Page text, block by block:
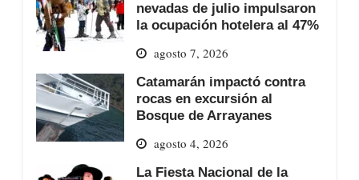
nevadas de julio impulsaron
la ocupación hotelera al 47%
agosto 7, 2026
Catamarán impactó contra
rocas en excursión al
Bosque de Arrayanes
agosto 4, 2026
La Fiesta Nacional de la